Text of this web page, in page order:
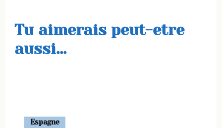
Tu aimerais peut-etre
aussi...
Espagne